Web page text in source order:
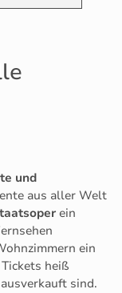
und
aus aller Welt
ein
ein
heiß
sind.